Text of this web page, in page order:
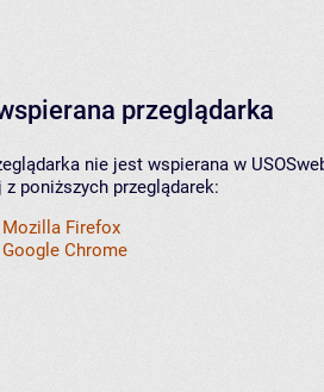
przeglądarka
nie jest wspierana w
z poniższych przeglądarek:
Mozilla Firefox
Google Chrome